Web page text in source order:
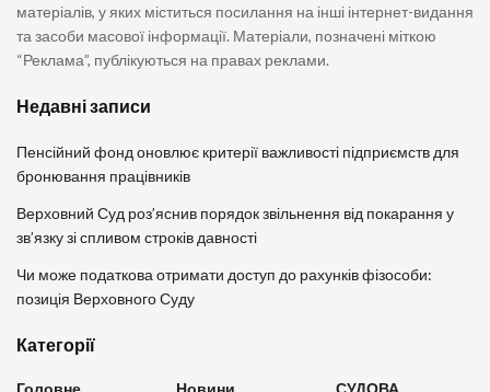
матеріалів, у яких міститься посилання на інші інтернет-видання
та засоби масової інформації. Матеріали, позначені міткою
“Реклама”, публікуються на правах реклами.
Недавні записи
Пенсійний фонд оновлює критерії важливості підприємств для
бронювання працівників
Верховний Суд роз’яснив порядок звільнення від покарання у
зв’язку зі спливом строків давності
Чи може податкова отримати доступ до рахунків фізособи:
позиція Верховного Суду
Категорії
Головне Новини СУДОВА